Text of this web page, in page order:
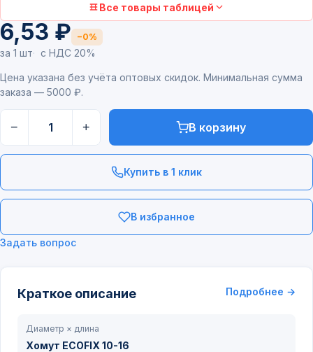
Краткое описание Подробнее →
Диаметр × длина
Хомут ECOFIX 10-16
Все товары таблицей
6,53 ₽ −0%
за 1 шт с НДС 20%
Цена указана без учёта оптовых скидок. Минимальная сумма
заказа — 5000 ₽.
− + В корзину
Купить в 1 клик
В избранное
Задать вопрос